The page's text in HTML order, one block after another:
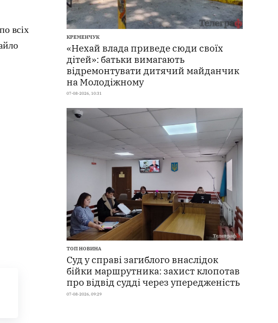
всіх
КРЕМЕНЧУК
«Нехай влада приведе сюди своїх
дітей»: батьки вимагають
відремонтувати дитячий майданчик
на Молодіжному
07-08-2026, 10:31
ТОП НОВИНА
Суд у справі загиблого внаслідок
бійки маршрутника: захист клопотав
про відвід судді через упередженість
07-08-2026, 09:29